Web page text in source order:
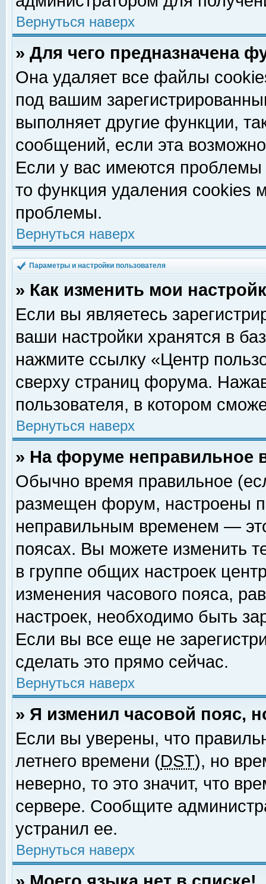
Вернуться наверх
» Для чего предназначена
Она удаляет все файлы
под вашим
выполняет другие функции,
сообщений, если эта
Если у вас имеются
то функция удаления cookies
проблемы.
Вернуться наверх
Параметры и настройки пользователя
» Как изменить мои
Если вы являетесь
ваши настройки хранятся в
нажмите ссылку «Центр
сверху страниц форума.
пользователя, в котором
Вернуться наверх
» На форуме неправильное
Обычно время правильное
размещен форум, настроены
неправильным временем —
поясах. Вы можете изменить
в группе общих настроек
изменения часового пояса,
настроек, необходимо быть
Если вы все еще не
сделать это прямо сейчас.
Вернуться наверх
» Я изменил часовой пояс,
Если вы уверены, что
летнего времени (DST), но
неверно, то это значит, что
сервере. Сообщите
устранил ее.
Вернуться наверх